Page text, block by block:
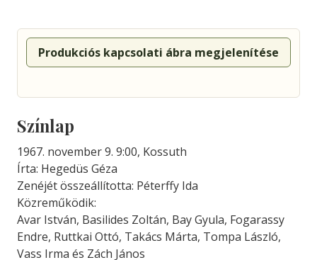
Produkciós kapcsolati ábra megjelenítése
Színlap
1967. november 9. 9:00, Kossuth
Írta: Hegedüs Géza
Zenéjét összeállította: Péterffy Ida
Közreműködik:
Avar István, Basilides Zoltán, Bay Gyula, Fogarassy
Endre, Ruttkai Ottó, Takács Márta, Tompa László,
Vass Irma és Zách János